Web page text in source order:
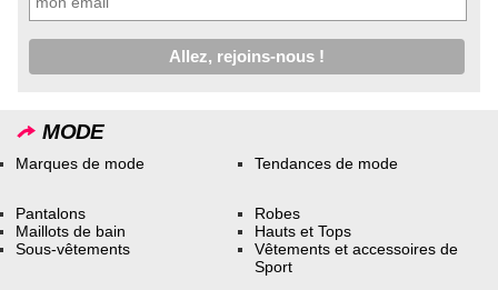
MODE
Marques de mode Tendances de mode
Pantalons
Maillots de bain
Sous-vêtements
Robes
Hauts et Tops
Vêtements et accessoires de
Sport